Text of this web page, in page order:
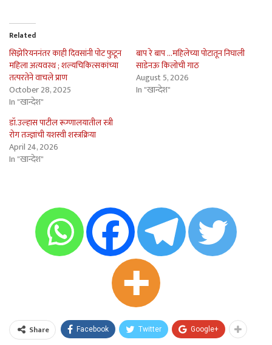
Related
सिझेरियननंतर काही दिवसांनी पोट फुटून
महिला अत्यवस्थ ; शल्यचिकित्सकांच्या
तत्परतेने वाचले प्राण
October 28, 2025
In "खान्देश"
बाप रे बाप …महिलेच्या पोटातून निघाली
साडेनऊ किलोची गाठ
August 5, 2026
In "खान्देश"
डॉ.उल्हास पाटील रूग्णालयातील स्त्री
रोग तज्ज्ञांची यशस्वी शस्त्रक्रिया
April 24, 2026
In "खान्देश"
Share Facebook Twitter Google+